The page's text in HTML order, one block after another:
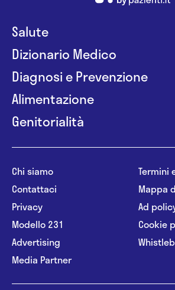
Salute
Dizionario Medico
Diagnosi e Prevenzione
Alimentazione
Genitorialità
Chi siamo
Contattaci
Privacy
Modello 231
Advertising
Media Partner
Termini
Mappa
Ad
Cookie